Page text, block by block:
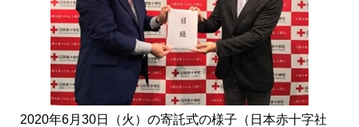
2020年6月30日（火）の寄託式の様子（日本赤十字社